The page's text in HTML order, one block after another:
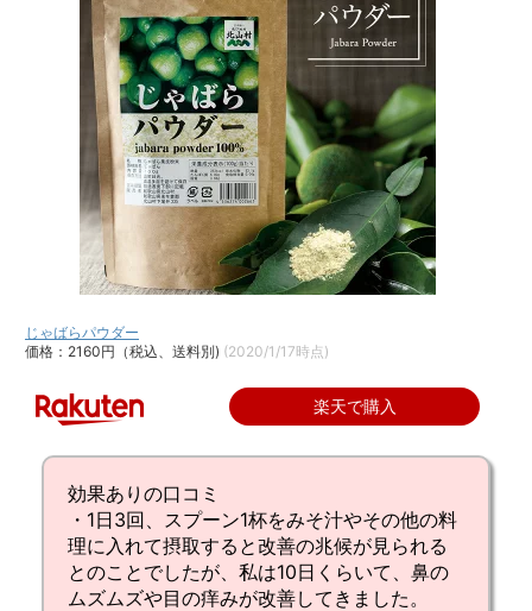
じゃばらパウダー
価格：2160円（税込、送料別) (2020/1/17時点)
楽天で購入
効果ありの口コミ
・1日3回、スプーン1杯をみそ汁やその他の料
理に入れて摂取すると改善の兆候が見られる
とのことでしたが、私は10日くらいて、鼻の
ムズムズや目の痒みが改善してきました 。